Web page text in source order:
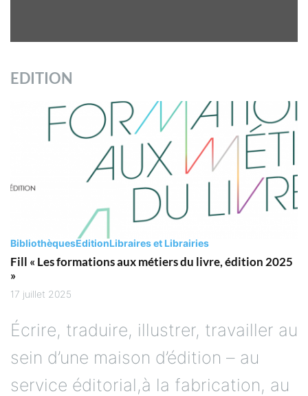
EDITION
BibliothèquesEditionLibraires et Librairies
Fill « Les formations aux métiers du livre, édition 2025
»
17 juillet 2025
Écrire, traduire, illustrer, travailler au
sein d’une maison d’édition – au
service éditorial,à la fabrication, au